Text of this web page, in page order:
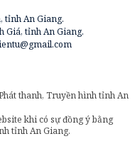
tỉnh An Giang.
Giá, tỉnh An Giang.
thanh, Truyền hình tỉnh An
khi có sự đồng ý bằng
tỉnh An Giang.